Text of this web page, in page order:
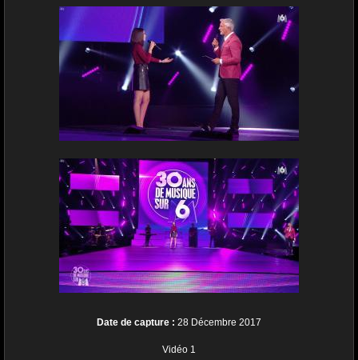
Date de capture : 28 Décembre 2017
Vidéo 1